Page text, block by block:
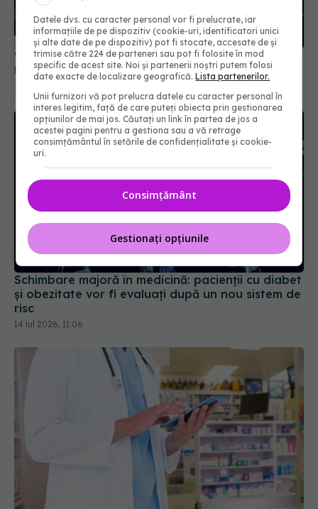
Val de angajări în spitalele și instituțiile din țară.
Unde se caută asistenți medicali și brancardieri
10 iul 2026, 08:51
Schimbare majoră în medicină: pacienții cu diabet
și obezitate vor fi evaluați după un nou sistem de
risc
14 iul 2026, 11:06
Datele dvs. cu caracter personal vor fi prelucrate, iar
informațiile de pe dispozitiv (cookie-uri, identificatori unici
și alte date de pe dispozitiv) pot fi stocate, accesate de și
trimise către 224 de parteneri sau pot fi folosite în mod
specific de acest site. Noi și partenerii noștri putem folosi
date exacte de localizare geografică.Lista partenerilor.
Unii furnizori vă pot prelucra datele cu caracter personal în
interes legitim, față de care puteți obiecta prin gestionarea
opțiunilor de mai jos. Căutați un link în partea de jos a
acestei pagini pentru a gestiona sau a vă retrage
consimțământul în setările de confidențialitate și cookie-
uri.
Consimțământ
Gestionați opțiunile